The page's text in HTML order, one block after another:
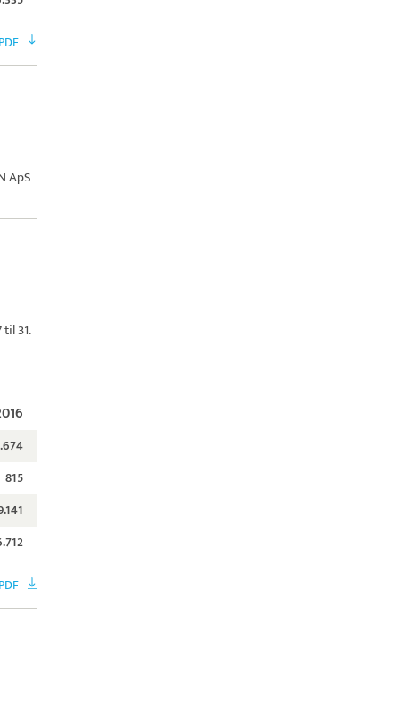
ApS
31.
815